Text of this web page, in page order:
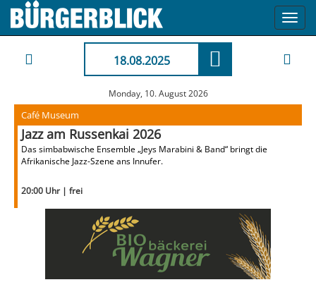
18.08.2025
Monday, 10. August 2026
Café Museum
Jazz am Russenkai 2026
Das simbabwische Ensemble „Jeys Marabini & Band“ bringt die
Afrikanische Jazz-Szene ans Innufer.
20:00 Uhr | frei